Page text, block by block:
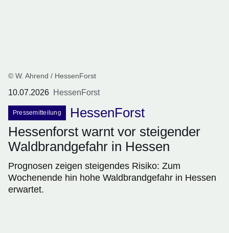
© W. Ahrend / HessenForst
10.07.2026 HessenForst
Pressemitteilung
HessenForst
Hessenforst warnt vor steigender
Waldbrandgefahr in Hessen
Prognosen zeigen steigendes Risiko: Zum
Wochenende hin hohe Waldbrandgefahr in Hessen
erwartet.